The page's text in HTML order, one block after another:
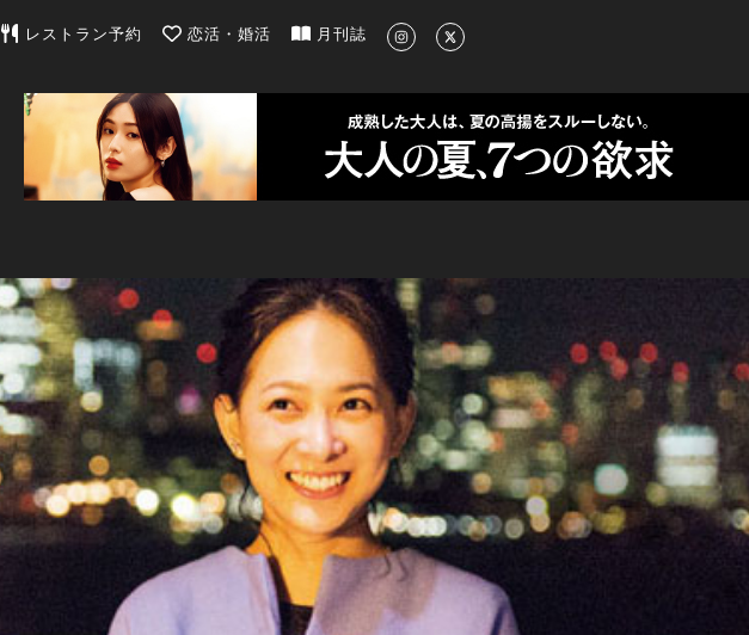
東京カレンダー | 最新のグルメ、洗練されたライフスタイル情報
レストラン予約 恋活・婚活 月刊誌